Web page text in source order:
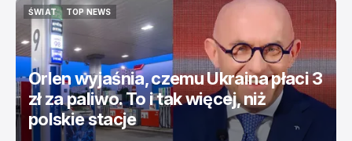
ŚWIAT
ŚWIAT
TOP NEWS
Orlen wyjaśnia, czemu Ukraina płaci 3
zł za paliwo. To i tak więcej, niż
polskie stacje